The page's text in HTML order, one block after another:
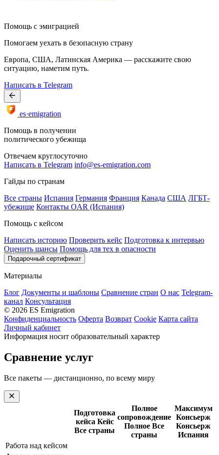
Помощь с эмиграцией
Помогаем уехать в безопасную страну
Европа, США, Латинская Америка — расскажите свою
ситуацию, наметим путь.
Написать в Telegram
es·emigration
Помощь в получении
политического убежища
Отвечаем круглосуточно
Написать в Telegram info@es-emigration.com
Гайды по странам
Все страны Испания Германия Франция Канада США ЛГБТ-
убежище Контакты OAR (Испания)
Помощь с кейсом
Написать историю Проверить кейс Подготовка к интервью
Оценить шансы Помощь для тех в опасности
Подарочный сертификат
Материалы
Блог Документы и шаблоны Сравнение стран О нас Telegram-
канал Консультация
© 2026 ES Emigration
Конфиденциальность Оферта Возврат Cookie Карта сайта
Личный кабинет
Информация носит образовательный характер
Сравнение услуг
Все пакеты — дистанционно, по всему миру
Подготовка
кейса Кейс
Все страны
Полное
сопровождение
Полное Все
страны
Максимум
Консьерж
Консьерж
Испания
Работа над кейсом